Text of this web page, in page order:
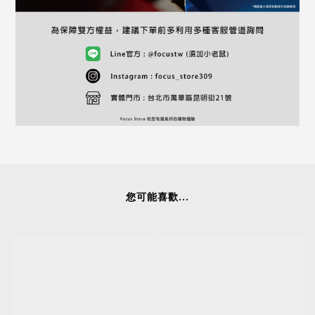
您可能喜歡...